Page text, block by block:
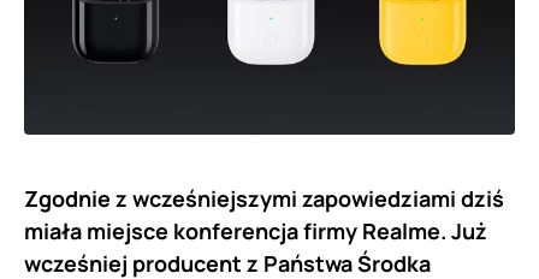
Zgodnie z wcześniejszymi zapowiedziami dziś
miała miejsce konferencja firmy Realme. Już
wcześniej producent z Państwa Środka